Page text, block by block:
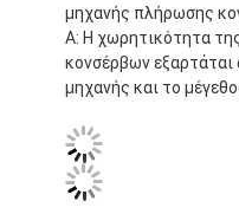
μηχανής πλήρωσης
Α: Η χωρητικότητα
κονσέρβων
μηχανής και το